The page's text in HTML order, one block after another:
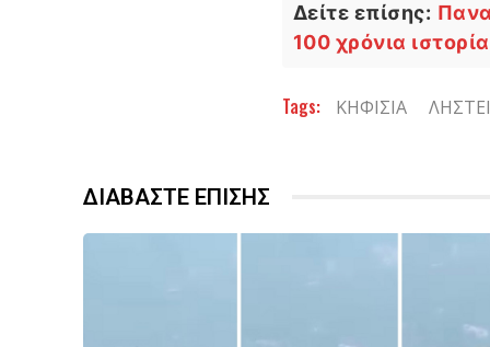
Δείτε επίσης:
100 χρόνια
Tags: ΚΗΦΙΣΙΑ
ΔΙΑΒΑΣΤΕ ΕΠΙΣΗΣ